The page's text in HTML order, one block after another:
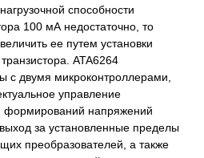
способности
100 мА недостаточно, то
ее путем установки
ATA6264
с двумя микроконтроллерами,
управление
формирований напряжений
за установленные пределы
преобразователей, а также